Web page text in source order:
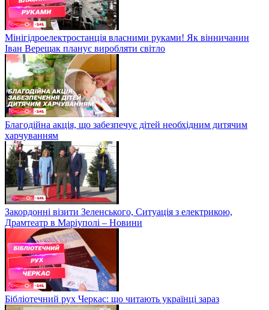
Мінігідроелектростанція власними руками! Як вінничанин
Іван Верещак планує виробляти світло
Благодійна акція, що забезпечує дітей необхідним дитячим
харчуванням
Закордонні візити Зеленського, Ситуація з електрикою,
Драмтеатр в Маріуполі – Новини
Бібліотечний рух Черкас: що читають українці зараз